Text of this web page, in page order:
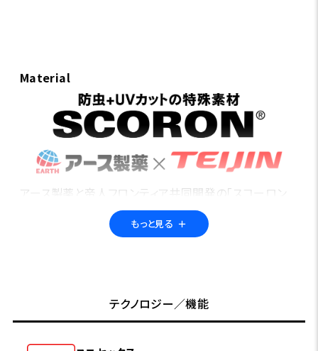
Material
アース製薬と帝人フロンティア共同開発の「スコーロン
®」。繊維に特殊な防虫加工を施すことで、フィールドの不
快な虫から身を守る「防虫素材」です。さらにUVカット機
もっと見る ＋
テクノロジー／機能